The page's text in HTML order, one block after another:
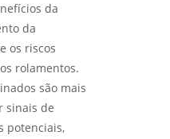
da
da
os riscos
rolamentos.
são mais
sinais de
potenciais,